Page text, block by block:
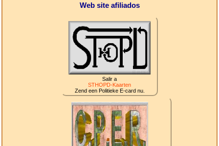
Web site afiliados
Salir a
STHOPD-Kaarten
Zend een Politieke E-card nu.